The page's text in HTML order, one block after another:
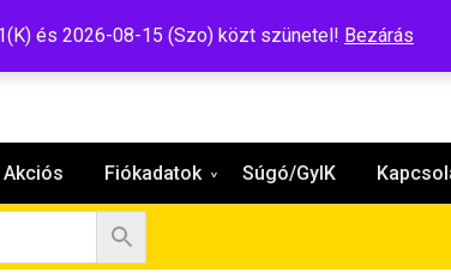
és 2026-08-15 (Szo) közt szünetel! Bezárás
Akciós Fiókadatok Súgó/GyIK